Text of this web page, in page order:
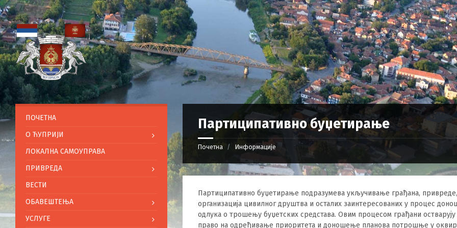
Партиципативно буџетирање
Почетна Информације
Партиципативно буџетирање подразумева укључивање грађана, привреде,
организација цивилног друштва и осталих заинтересованих у процес
одлука о трошењу буџетских средстава. Овим процесом грађани остварују
право на одређивање приоритета и доношење планова потрошње у
ПОЧЕТНА
O ЋУПРИЈИ
ЛОКАЛНА САМОУПРАВА
ПРИВРЕДА
ВЕСТИ
ОБАВЕШТЕЊА
УСЛУГЕ